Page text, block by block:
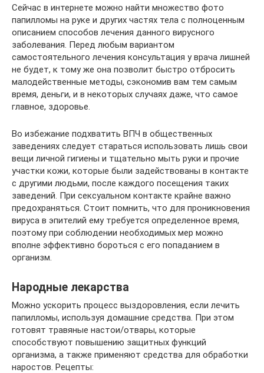
Сейчас в интернете можно найти множество фото
папилломы на руке и других частях тела с полноценным
описанием способов лечения данного вирусного
заболевания. Перед любым вариантом
самостоятельного лечения консультация у врача лишней
не будет, к тому же она позволит быстро отбросить
малодейственные методы, сэкономив вам тем самым
время, деньги, и в некоторых случаях даже, что самое
главное, здоровье.
Во избежание подхватить ВПЧ в общественных
заведениях следует стараться использовать лишь свои
вещи личной гигиены и тщательно мыть руки и прочие
участки кожи, которые были задействованы в контакте
с другими людьми, после каждого посещения таких
заведений. При сексуальном контакте крайне важно
предохраняться. Стоит помнить, что для проникновения
вируса в эпителий ему требуется определенное время,
поэтому при соблюдении необходимых мер можно
вполне эффективно бороться с его попаданием в
организм.
Народные лекарства
Можно ускорить процесс выздоровления, если лечить
папилломы, используя домашние средства. При этом
готовят травяные настои/отвары, которые
способствуют повышению защитных функций
организма, а также применяют средства для обработки
наростов. Рецепты: